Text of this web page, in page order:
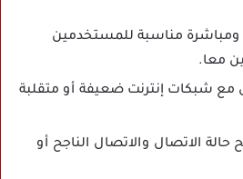
مناسبة للمستخدمين
معا.
مع شبكات إنترنت ضعيفة أو متقلبة
الاتصال والاتصال الناجح أو